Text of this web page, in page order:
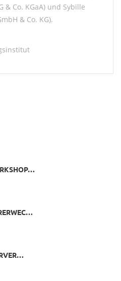
& Co. KGaA) und Sybille
& Co. KG).